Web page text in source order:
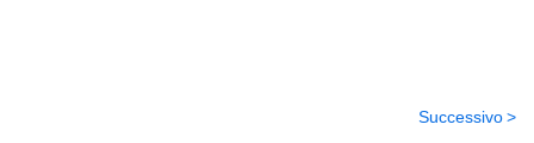
Successivo